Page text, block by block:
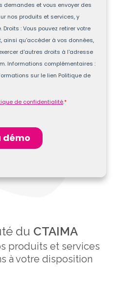
du CTAIMA
produits et services
à votre disposition